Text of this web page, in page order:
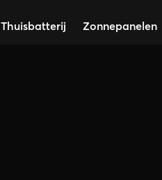
Thuisbatterij Zonnepanelen